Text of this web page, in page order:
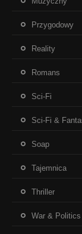
Przygodowy
Reality
Romans
Sci-Fi
Sci-Fi &
Soap
Tajemnica
Thriller
War & Politics